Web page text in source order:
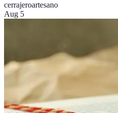
cerrajeroartesano
Aug 5